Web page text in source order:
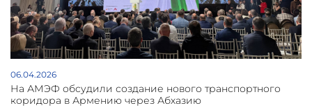
06.04.2026
На АМЭФ обсудили создание нового транспортного
коридора в Армению через Абхазию